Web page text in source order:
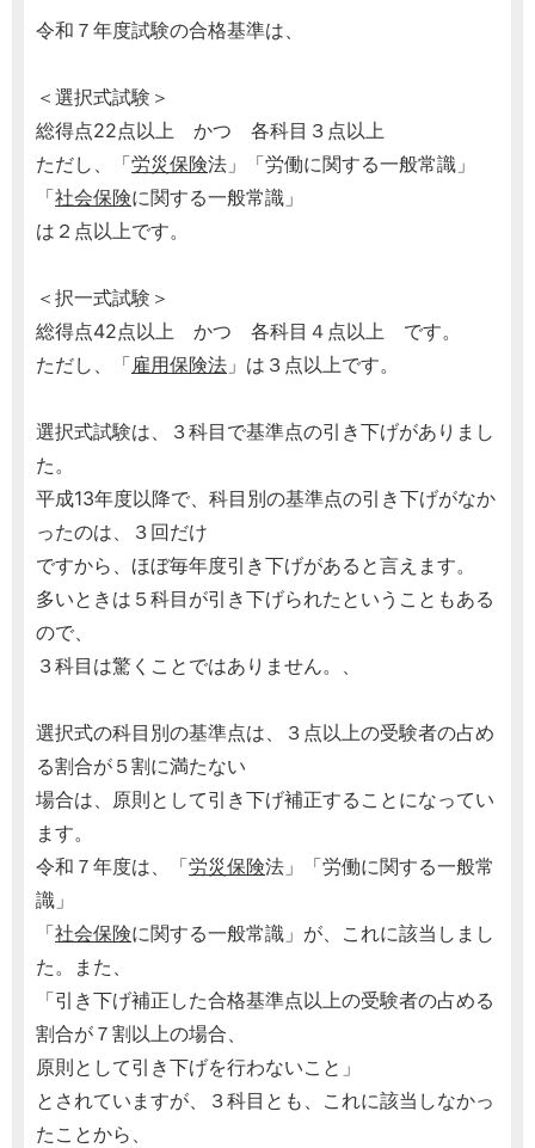
令和７年度試験の合格基準は、
＜選択式試験＞
総得点22点以上 かつ 各科目３点以上
ただし、「労災保険法」「労働に関する一般常識」
「社会保険に関する一般常識」
は２点以上です。
＜択一式試験＞
総得点42点以上 かつ 各科目４点以上 です。
ただし、「雇用保険法 」は３点以上です。
選択式試験は、３科目で基準点の引き下げがありまし
た。
平成13年度以降で、科目別の基準点の引き下げがなか
ったのは、３回だけ
ですから、ほぼ毎年度引き下げがあると言えます。
多いときは５科目が引き下げられたということもある
ので、
３科目は驚くことではありません。、
選択式の科目別の基準点は、３点以上の受験者の占め
る割合が５割に満たない
場合は、原則として引き下げ補正することになってい
ます。
令和７年度は、「労災保険法」「労働に関する一般常
識」
「社会保険に関する一般常識」が、これに該当しまし
た。また、
「引き下げ補正した合格基準点以上の受験者の占める
割合が７割以上の場合、
原則として引き下げを行わないこと」
とされていますが、３科目とも、これに該当しなかっ
たことから、